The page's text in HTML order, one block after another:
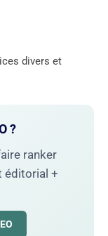
divers et
?
ranker
éditorial +